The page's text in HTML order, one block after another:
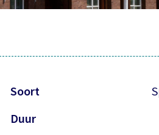
Soort
Duur